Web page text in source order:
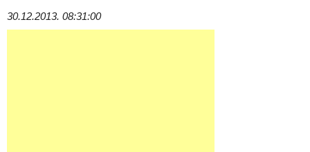
30.12.2013. 08:31:00